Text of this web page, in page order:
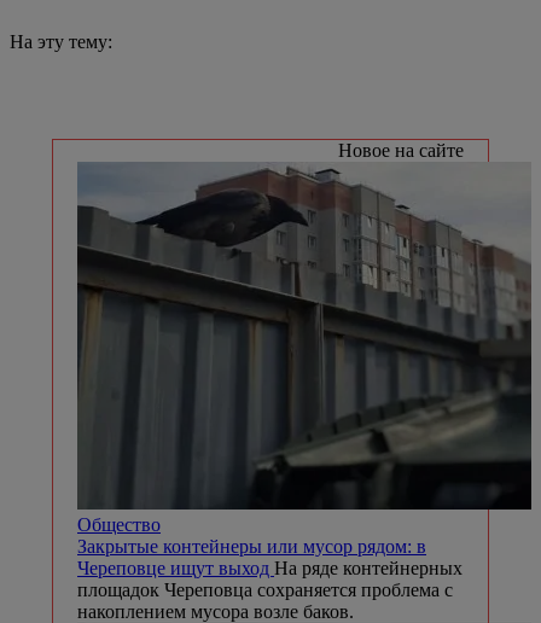
На эту тему:
Новое на сайте
Общество
Закрытые контейнеры или мусор рядом: в
Череповце ищут выход На ряде контейнерных
площадок Череповца сохраняется проблема с
накоплением мусора возле баков.